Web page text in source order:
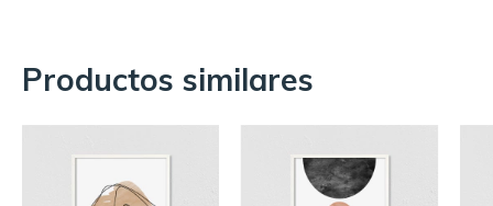
Productos similares